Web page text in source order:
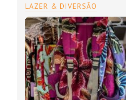
LAZER & DIVERSÃO